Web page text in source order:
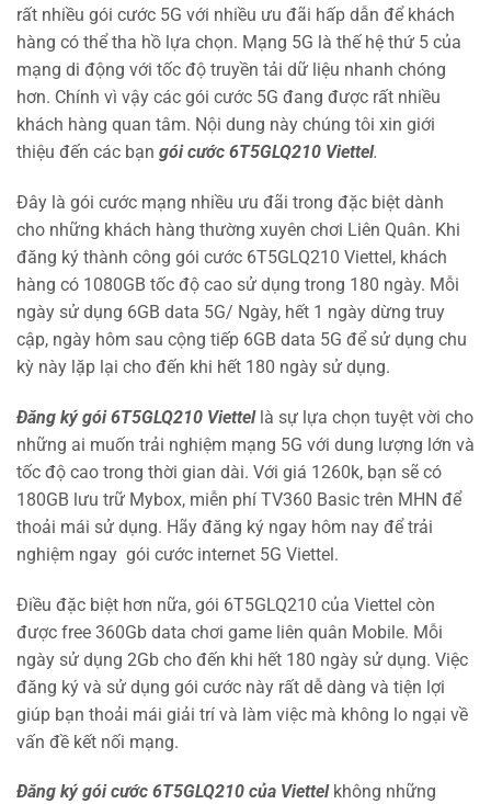
rất nhiều gói cước 5G với nhiều ưu đãi hấp dẫn để khách
hàng có thể tha hồ lựa chọn. Mạng 5G là thế hệ thứ 5 của
mạng di động với tốc độ truyền tải dữ liệu nhanh chóng
hơn. Chính vì vậy các gói cước 5G đang được rất nhiều
khách hàng quan tâm. Nội dung này chúng tôi xin giới
thiệu đến các bạn gói cước 6T5GLQ210 Viettel.
Đây là gói cước mạng nhiều ưu đãi trong đặc biệt dành
cho những khách hàng thường xuyên chơi Liên Quân. Khi
đăng ký thành công gói cước 6T5GLQ210 Viettel, khách
hàng có 1080GB tốc độ cao sử dụng trong 180 ngày. Mỗi
ngày sử dụng 6GB data 5G/ Ngày, hết 1 ngày dừng truy
cập, ngày hôm sau cộng tiếp 6GB data 5G để sử dụng chu
kỳ này lặp lại cho đến khi hết 180 ngày sử dụng.
Đăng ký gói 6T5GLQ210 Viettellà sự lựa chọn tuyệt vời cho
những ai muốn trải nghiệm mạng 5G với dung lượng lớn và
tốc độ cao trong thời gian dài. Với giá 1260k, bạn sẽ có
180GB lưu trữ Mybox, miễn phí TV360 Basic trên MHN để
thoải mái sử dụng. Hãy đăng ký ngay hôm nay để trải
nghiệm ngay gói cước internet 5G Viettel.
Điều đặc biệt hơn nữa, gói 6T5GLQ210 của Viettel còn
được free 360Gb data chơi game liên quân Mobile. Mỗi
ngày sử dụng 2Gb cho đến khi hết 180 ngày sử dụng. Việc
đăng ký và sử dụng gói cước này rất dễ dàng và tiện lợi
giúp bạn thoải mái giải trí và làm việc mà không lo ngại về
vấn đề kết nối mạng.
Đăng ký gói cước 6T5GLQ210 của Viettelkhông những